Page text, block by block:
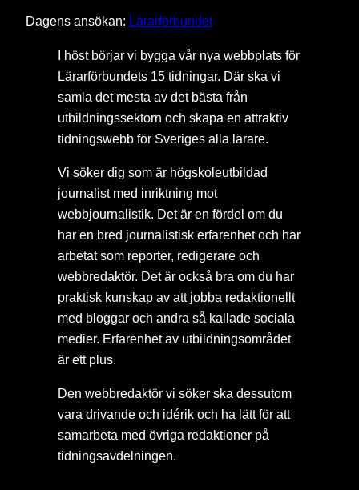
Dagens ansökan: Lärarförbundet
I höst börjar vi bygga vår nya webbplats för
Lärarförbundets 15 tidningar. Där ska vi
samla det mesta av det bästa från
utbildningssektorn och skapa en attraktiv
tidningswebb för Sveriges alla lärare.
Vi söker dig som är högskoleutbildad
journalist med inriktning mot
webbjournalistik. Det är en fördel om du
har en bred journalistisk erfarenhet och har
arbetat som reporter, redigerare och
webbredaktör. Det är också bra om du har
praktisk kunskap av att jobba redaktionellt
med bloggar och andra så kallade sociala
medier. Erfarenhet av utbildningsområdet
är ett plus.
Den webbredaktör vi söker ska dessutom
vara drivande och idérik och ha lätt för att
samarbeta med övriga redaktioner på
tidningsavdelningen.